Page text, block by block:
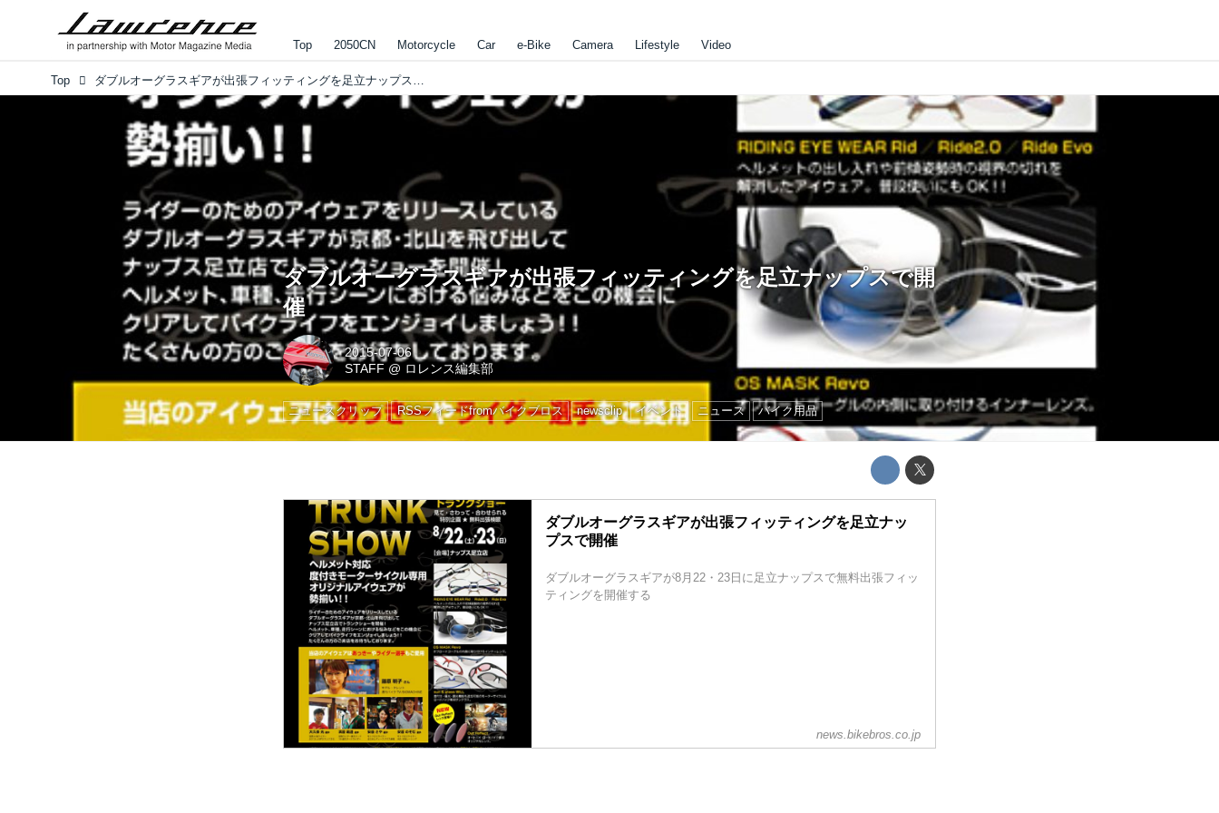
Top 2050CN Motorcycle Car e-Bike Camera Lifestyle Video
Top ダブルオーグラスギアが出張フィッティングを足立ナップスで開催
ダブルオーグラスギアが出張フィッティングを足立ナップスで開
催
2015-07-06
STAFF @ ロレンス編集部
ニュースクリップ RSSフィードfromバイクブロス newsclip イベント ニュース バイク用品
ダブルオーグラスギアが出張フィッティングを足立ナッ
プスで開催
ダブルオーグラスギアが8月22・23日に足立ナップスで無料出張フィッ
ティングを開催する
news.bikebros.co.jp